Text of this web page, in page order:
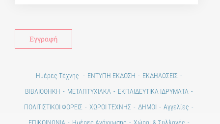
Ημέρες Τέχνης ΕΝΤΥΠΗ ΕΚΔΟΣΗ
ΕΚΔΗΛΩΣΕΙΣ
ΒΙΒΛΙΟΘΗΚΗ
ΜΕΤΑΠΤΥΧΙΑΚΑ
ΕΚΠΑΙΔΕΥΤΙΚΑ ΙΔΡΥΜΑΤΑ
ΠΟΛΙΤΙΣΤΙΚΟΙ ΦΟΡΕΙΣ
ΧΩΡΟΙ ΤΕΧΝΗΣ ΔΗΜΟΙ
Αγγελίες
ΕΠΙΚΟΙΝΩΝΙΑ
Ημέρες Ανάγνωσης
Χώροι & Συλλογές